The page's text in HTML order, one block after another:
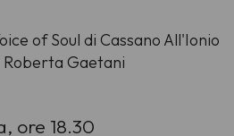
of Soul di Cassano All'Ionio
Gaetani
ore 18.30